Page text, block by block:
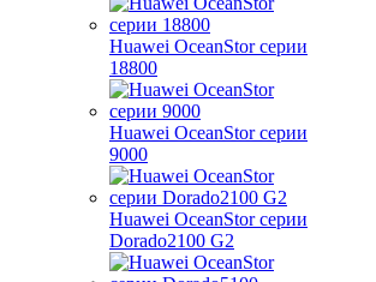
Huawei OceanStor серии
18800
Huawei OceanStor серии
9000
Huawei OceanStor серии
Dorado2100 G2